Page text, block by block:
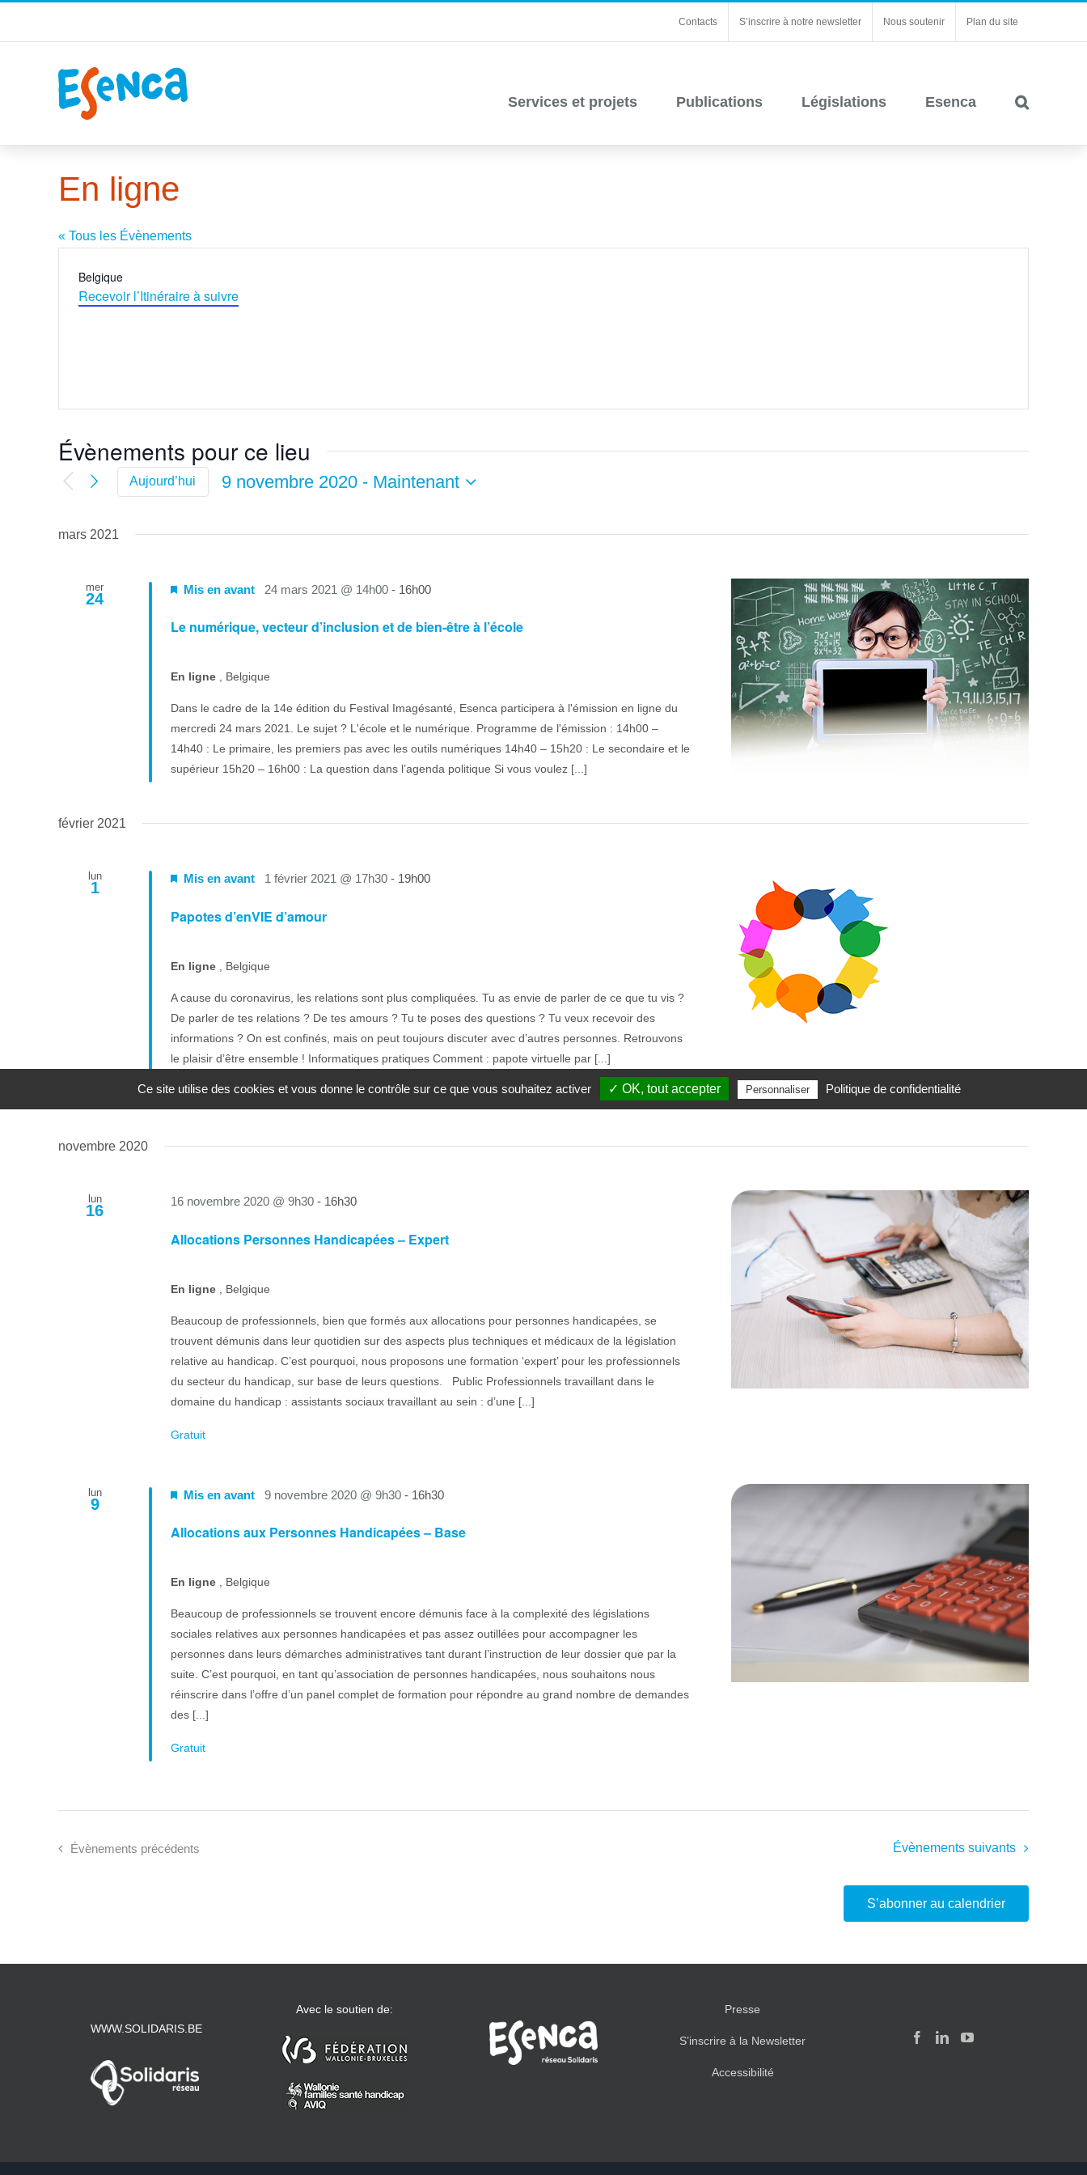
Contacts S’inscrire à notre newsletter Nous soutenir Plan du site
Services et projets Publications Législations Esenca
En ligne
« Tous les Évènements
Adresse
Belgique
Recevoir l’Itinéraire à suivre
Évènements pour ce lieu
Aujourd’hui 9 novembre 2020 - Maintenant
date.
mars 2021
mer
24
Le numérique, vecteur d’inclusion et de bien-être à l’école
Mis en avant 24 mars 2021 @ 14h00- 16h00
En ligne , Belgique
Dans le cadre de la 14e édition du Festival Imagésanté, Esenca participera à l'émission en ligne du
mercredi 24 mars 2021. Le sujet ? L'école et le numérique. Programme de l'émission : 14h00 –
14h40 : Le primaire, les premiers pas avec les outils numériques 14h40 – 15h20 : Le secondaire et le
supérieur 15h20 – 16h00 : La question dans l’agenda politique Si vous voulez [...]
février 2021
lun
1
Papotes d’enVIE d’amour
Mis en avant 1 février 2021 @ 17h30- 19h00
En ligne , Belgique
A cause du coronavirus, les relations sont plus compliquées. Tu as envie de parler de ce que tu vis ?
De parler de tes relations ? De tes amours ? Tu te poses des questions ? Tu veux recevoir des
informations ? On est confinés, mais on peut toujours discuter avec d’autres personnes. Retrouvons
le plaisir d’être ensemble ! Informatiques pratiques Comment : papote virtuelle par [...]
Gratuit
novembre 2020
lun
16
Allocations Personnes Handicapées – Expert
16 novembre 2020 @ 9h30- 16h30
En ligne , Belgique
Beaucoup de professionnels, bien que formés aux allocations pour personnes handicapées, se
trouvent démunis dans leur quotidien sur des aspects plus techniques et médicaux de la législation
relative au handicap. C’est pourquoi, nous proposons une formation ‘expert’ pour les professionnels
du secteur du handicap, sur base de leurs questions. Public Professionnels travaillant dans le
domaine du handicap : assistants sociaux travaillant au sein : d’une [...]
Gratuit
lun
9
Allocations aux Personnes Handicapées – Base
Mis en avant 9 novembre 2020 @ 9h30- 16h30
En ligne , Belgique
Beaucoup de professionnels se trouvent encore démunis face à la complexité des législations
sociales relatives aux personnes handicapées et pas assez outillées pour accompagner les
personnes dans leurs démarches administratives tant durant l’instruction de leur dossier que par la
suite. C’est pourquoi, en tant qu’association de personnes handicapées, nous souhaitons nous
réinscrire dans l’offre d’un panel complet de formation pour répondre au grand nombre de demandes
des [...]
Gratuit
Évènements précédents Évènements suivants
S’abonner au calendrier
WWW.SOLIDARIS.BE
Avec le soutien de: Presse
S’inscrire à la Newsletter
Accessibilité
Ce site utilise des cookies et vous donne le contrôle sur ce que vous souhaitez activer ✓ OK, tout accepter Personnaliser Politique de confidentialité